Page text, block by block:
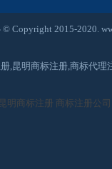
Copyright 2015-2020.
,昆明商标注册,商标代
昆明商标注册
商标注册公司